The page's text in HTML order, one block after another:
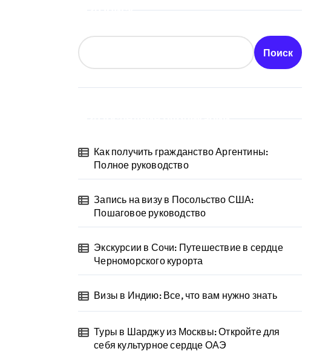
Поиск
Как получить гражданство Аргентины:
Полное руководство
Запись на визу в Посольство США:
Пошаговое руководство
Экскурсии в Сочи: Путешествие в сердце
Черноморского курорта
Визы в Индию: Все, что вам нужно знать
Туры в Шарджу из Москвы: Откройте для
себя культурное сердце ОАЭ